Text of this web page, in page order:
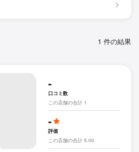
1 件の結果
-
口コミ数
この店舗の合計 1
-
評価
この店舗の合計 5.00